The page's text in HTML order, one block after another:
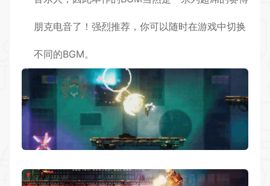
朋克电音了！强烈推荐，你可以随时在游戏中切换
不同的BGM。